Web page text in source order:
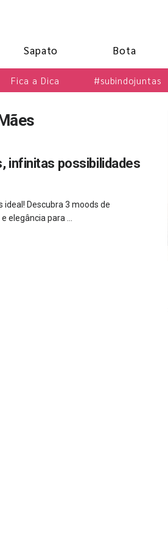
Sapato Bota
Fica a Dica #subindojuntas
infinitas possibilidades
ideal! Descubra 3 moods de
elegância para ...